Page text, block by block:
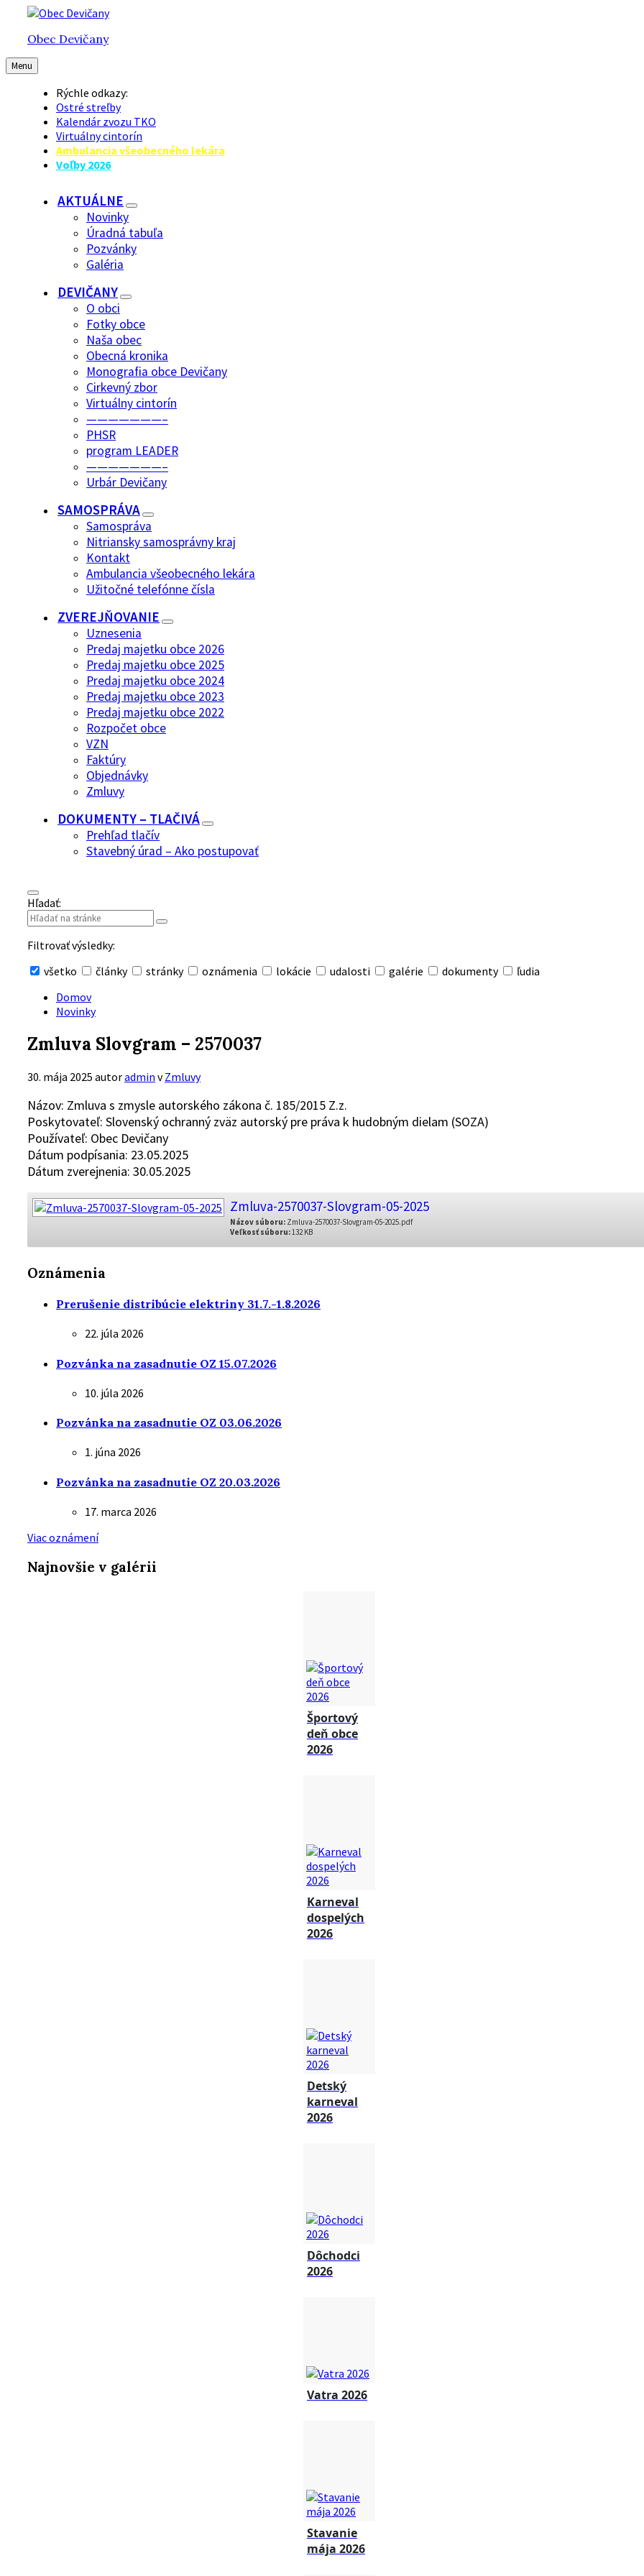
Preskočiť
obsah
Preskočiť
hlavnú
navigáciu
Preskočiť
pätičkuObec Devičany
Menu
Rýchle odkazy:
Ostré streľby
Kalendár zvozu TKO
Virtuálny cintorín
Ambulancia všeobecného lekára
Voľby 2026
AKTUÁLNE
Novinky
Úradná tabuľa
Pozvánky
Galéria
DEVIČANY
O obci
Fotky obce
Naša obec
Obecná kronika
Monografia obce Devičany
Cirkevný zbor
Virtuálny cintorín
———————–
PHSR
program LEADER
———————–
Urbár Devičany
SAMOSPRÁVA
Samospráva
Nitriansky samosprávny kraj
Kontakt
Ambulancia všeobecného lekára
Užitočné telefónne čísla
ZVEREJŇOVANIE
Uznesenia
Predaj majetku obce 2026
Predaj majetku obce 2025
Predaj majetku obce 2024
Predaj majetku obce 2023
Predaj majetku obce 2022
Rozpočet obce
VZN
Faktúry
Objednávky
Zmluvy
DOKUMENTY – TLAČIVÁ
Prehľad tlačív
Stavebný úrad – Ako postupovať
Hľadať:
Filtrovať výsledky:
všetko
články stránky oznámenia lokácie udalosti galérie dokumenty ľudia
vyhľadávanie
Domov
Novinky
Zmluva Slovgram – 2570037
30. mája 2025 autoradmin vZmluvy
Názov: Zmluva s zmysle autorského zákona č. 185/2015 Z.z.
Poskytovateľ: Slovenský ochranný zväz autorský pre práva k hudobným dielam (SOZA)
Používateľ: Obec Devičany
Dátum podpísania: 23.05.2025
Dátum zverejnenia: 30.05.2025
Zmluva-2570037-Slovgram-05-2025
Názov súboru: Zmluva-2570037-Slovgram-05-2025.pdf
Veľkosť súboru:132 KB
Oznámenia
Prerušenie distribúcie elektriny 31.7.-1.8.2026
22. júla 2026
Pozvánka na zasadnutie OZ 15.07.2026
10. júla 2026
Pozvánka na zasadnutie OZ 03.06.2026
1. júna 2026
Pozvánka na zasadnutie OZ 20.03.2026
17. marca 2026
Viac oznámení
Najnovšie v galérii
Športový
deň obce
2026
Karneval
dospelých
2026
Detský
karneval
2026
Dôchodci
2026
Vatra 2026
Stavanie
mája 2026